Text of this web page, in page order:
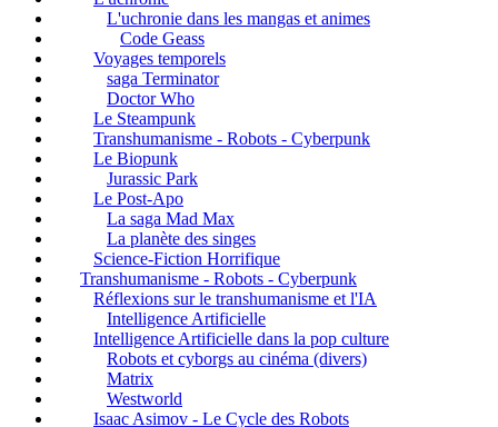
L'uchronie dans les mangas et animes
Code Geass
Voyages temporels
saga Terminator
Doctor Who
Le Steampunk
Transhumanisme - Robots - Cyberpunk
Le Biopunk
Jurassic Park
Le Post-Apo
La saga Mad Max
La planète des singes
Science-Fiction Horrifique
Transhumanisme - Robots - Cyberpunk
Réflexions sur le transhumanisme et l'IA
Intelligence Artificielle
Intelligence Artificielle dans la pop culture
Robots et cyborgs au cinéma (divers)
Matrix
Westworld
Isaac Asimov - Le Cycle des Robots